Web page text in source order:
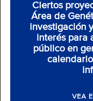
Ciertos
Área de
investigación
interés para
público en
VEA